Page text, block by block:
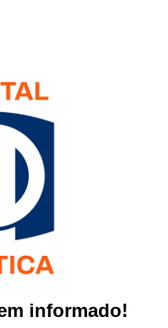
informado!